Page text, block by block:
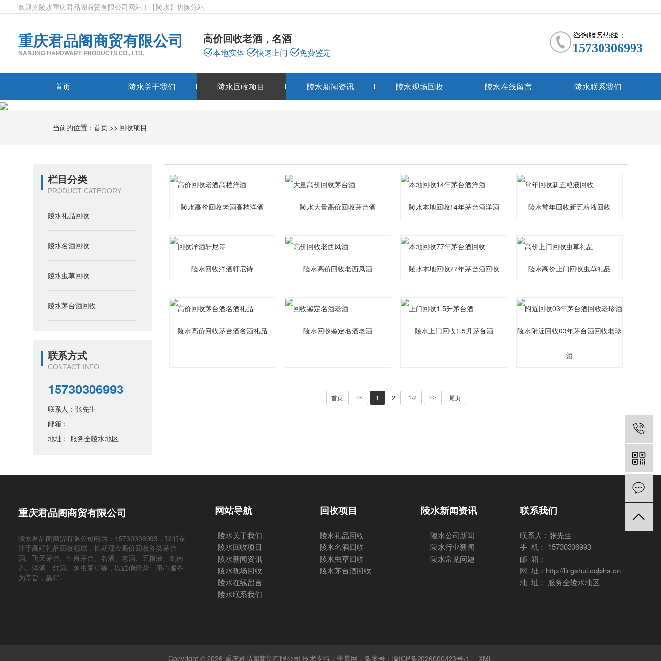
欢迎光陵水重庆君品阁商贸有限公司网站！ 【陵水】 切换分站
重庆君品阁商贸有限公司
NANJING HARDWARE PRODUCTS CO., LTD.
高价回收老酒，名酒
本地实体 快速上门 免费鉴定 15730306993
首页 陵水关于我们 陵水回收项目 陵水新闻资讯 陵水现场回收 陵水在线留言 陵水联系我们
当前的位置：首页 >> 回收项目
栏目分类
PRODUCT CATEGORY
陵水礼品回收
陵水名酒回收
陵水虫草回收
陵水茅台酒回收
联系方式
CONTACT INFO
15730306993
联系人：张先生
邮箱：
地址： 服务全陵水地区
陵水高价回收老酒高档洋酒 陵水大量高价回收茅台酒 陵水本地回收14年茅台酒洋酒 陵水常年回收新五粮液回收
陵水回收洋酒轩尼诗 陵水高价回收老西凤酒 陵水本地回收77年茅台酒回收 陵水高价上门回收虫草礼品
陵水高价回收茅台酒名酒礼品 陵水回收鉴定名酒老酒 陵水上门回收1.5升茅台酒 陵水附近回收03年茅台酒回收老珍
酒
首页 << 1 2 1/2 >> 尾页
重庆君品阁商贸有限公司
陵水君品阁商贸有限公司电话：15730306993，我们专
注于高端礼品回收领域，长期现金高价回收各类茅台
酒、飞天茅台、生肖茅台、名酒、老酒、五粮液、剑南
春、洋酒、红酒、冬虫夏草等，以诚信经营、用心服务
为宗旨，赢得...
网站导航
陵水关于我们
陵水回收项目
陵水新闻资讯
陵水现场回收
陵水在线留言
陵水联系我们
回收项目
陵水礼品回收
陵水名酒回收
陵水虫草回收
陵水茅台酒回收
陵水新闻资讯
陵水公司新闻
陵水行业新闻
陵水常见问题
联系我们
联系人：张先生
手 机： 15730306993
邮 箱：
网 址：http://lingshui.cqlphs.cn
地 址： 服务全陵水地区
Copyright © 2026 重庆君品阁商贸有限公司 技术支持：季晨网 备案号：渝ICP备2026000423号-1 XML